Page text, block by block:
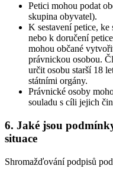
Petici mohou podat
skupina obyvatel).
K sestavení petice,
nebo k doručení
mohou občané
právnickou osobou.
určit osobu starší 18
státními orgány.
Právnické osoby
souladu s cíli jejich
6. Jaké jsou
situace
Shromažďování podpisů